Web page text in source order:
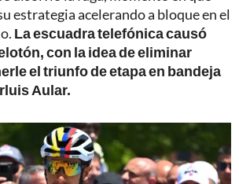
estrategia acelerando a bloque en el
La escuadra telefónica causó
con la idea de eliminar
el triunfo de etapa en bandeja
Aular.